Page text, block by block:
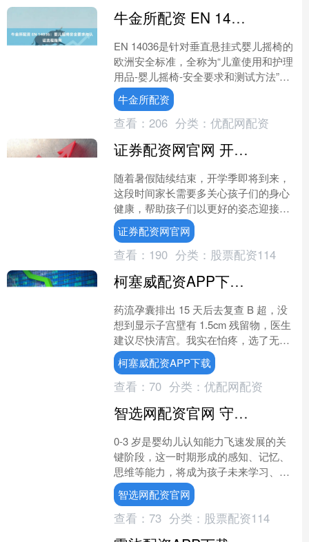
牛金所配资 EN 14036：婴儿摇椅安全要求与认证流程指南
EN 14036是针对垂直悬挂式婴儿摇椅的
欧洲安全标准，全称为“儿童使用和护理
用品-婴儿摇椅-安全要求和测试方法”。
该标准规定了适用于能够独立支撑头
部、体重不超....
牛金所配资
查看： 206 分类： 优配网配资
证券配资网官网 开学季 | 孩子要重点提防这些传染病
随着暑假陆续结束，开学季即将到来，
这段时间家长需要多关心孩子们的身心
健康，帮助孩子们以更好的姿态迎接新
的学期。 开学后学生要重点提防3种传
染病 山东省疾控中心主....
证券配资网官网
查看： 190 分类： 股票配资114
柯塞威配资APP下载 清宫手术的全过程
药流孕囊排出 15 天后去复查 B 超，没
想到显示子宫壁有 1.5cm 残留物，医生
建议尽快清宫。我实在怕疼，选了无痛
清宫。 十二点被推进手术室，麻药从点
滴管推....
柯塞威配资APP下载
查看： 70 分类： 优配网配资
智选网配资官网 守护婴幼儿认知黄金期：从发展规律到小京操作盒的科学助力
0-3 岁是婴幼儿认知能力飞速发展的关
键阶段，这一时期形成的感知、记忆、
思维等能力，将成为孩子未来学习、社
交与生活的重要基石。了解其认知发展
特点，并给予科学引导....
智选网配资官网
查看： 73 分类： 股票配资114